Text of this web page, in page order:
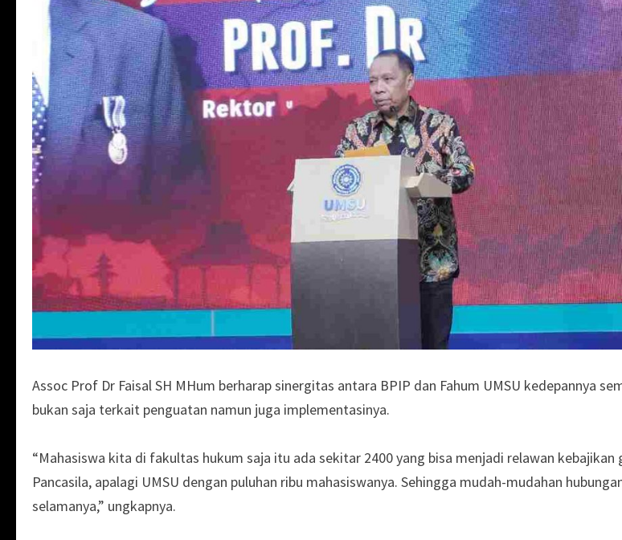
Assoc Prof Dr Faisal SH MHum berharap sinergitas antara BPIP dan Fahum UMSU kedepannya
bukan saja terkait penguatan namun juga implementasinya.
“Mahasiswa kita di fakultas hukum saja itu ada sekitar 2400 yang bisa menjadi relawan kebajikan
Pancasila, apalagi UMSU dengan puluhan ribu mahasiswanya. Sehingga mudah-mudahan
selamanya,” ungkapnya.